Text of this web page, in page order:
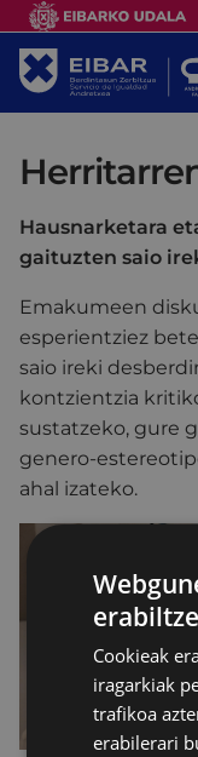
Hausnarketara
gaituzten saio
Emakumeen
esperientziez
saio ireki
kontzientzia
sustatzeko, gure
genero-
ahal izateko.
Cookieak
iragarkiak
trafikoa
erabilerari